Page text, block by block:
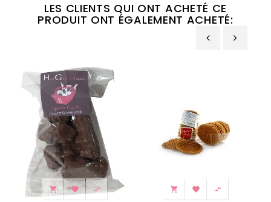
LES CLIENTS QUI ONT ACHETÉ CE
PRODUIT ONT ÉGALEMENT ACHETÉ:
     